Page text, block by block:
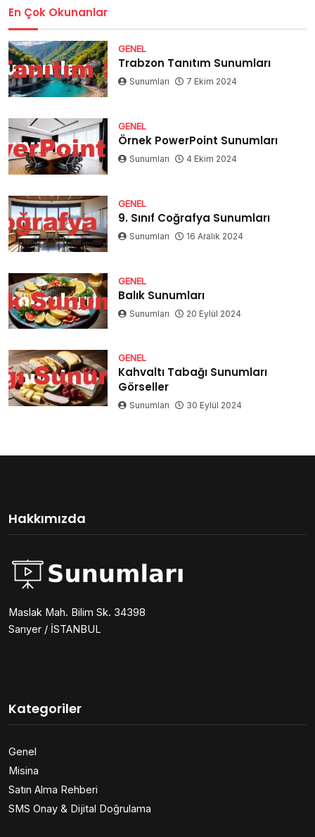
En Çok Okunanlar
GENEL
Trabzon Tanıtım Sunumları
Sunumları 7 Ekim 2024
GENEL
Örnek PowerPoint Sunumları
Sunumları 4 Ekim 2024
GENEL
9. Sınıf Coğrafya Sunumları
Sunumları 16 Aralık 2024
GENEL
Balık Sunumları
Sunumları 20 Eylül 2024
GENEL
Kahvaltı Tabağı Sunumları
Görseller
Sunumları 30 Eylül 2024
Hakkımızda
Maslak Mah. Bilim Sk. 34398
Sarıyer / İSTANBUL
Kategoriler
Genel
Misina
Satın Alma Rehberi
SMS Onay & Dijital Doğrulama